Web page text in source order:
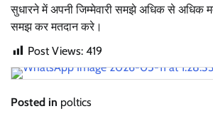
सुधारने में अपनी जिम्मेवारी समझे अधिक से अधिक
समझ कर मतदान करे।
Post Views: 419
Posted in poltics